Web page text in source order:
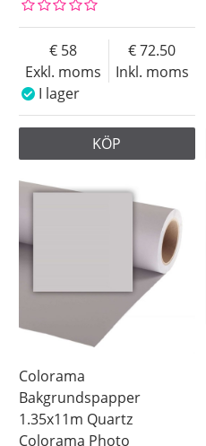
Exkl. moms
58
Inkl. moms
72.50
I lager
KÖP
Colorama
Bakgrundspapper
1.35x11m Quartz
Colorama Photo